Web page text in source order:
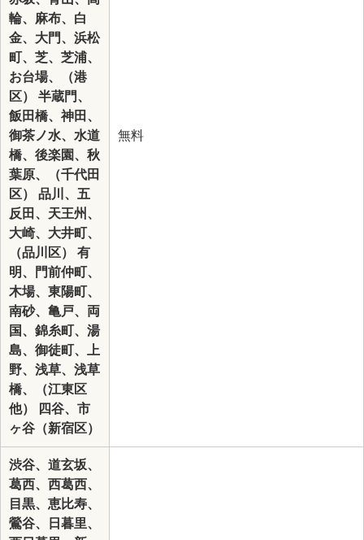
輪、麻布、白
金、大門、浜松
町、芝、芝浦、
お台場、（港
区） 半蔵門、
飯田橋、神田、
御茶ノ水、水道
橋、後楽園、秋
葉原、（千代田
区） 品川、五
反田、天王州、
大崎、大井町、
（品川区） 有
明、門前仲町、
木場、東陽町、
南砂、亀戸、両
国、錦糸町、湯
島、御徒町、上
野、浅草、浅草
橋、（江東区
他） 四谷、市
ヶ谷（新宿区）
無料
渋谷、道玄坂、
葛西、西葛西、
目黒、恵比寿、
鶯谷、日暮里、